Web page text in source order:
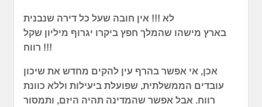
לא !!! אין חובה שעל כל דירה שנבנית
בארץ מישהו שהמלך חפץ ביקרו יגרוף מיליון שקל
רווח !!!
אכן, אי אפשר בהרף עין להקים מחדש את שיכון
עובדים הממשלתית, שפועלת ביעילות וללא כוונת
רווח. אבל אפשר שהמדינה תהיה היזם, ותמסור